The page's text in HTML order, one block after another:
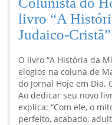
livro “A
Judaico-Cristã”
O livro “A História da
elogios na coluna de
do Jornal Hoje em Dia.
Ao dedicar seu novo
explica: “Com ele, o
perfeito, acabado,